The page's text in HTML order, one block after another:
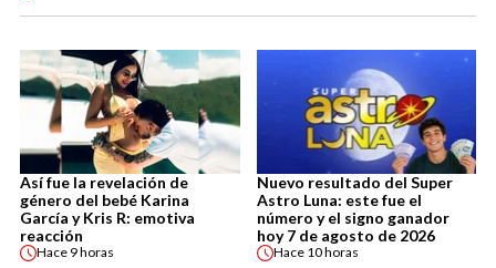
Así fue la revelación de
género del bebé Karina
García y Kris R: emotiva
reacción
Hace 9 horas
Nuevo resultado del Super
Astro Luna: este fue el
número y el signo ganador
hoy 7 de agosto de 2026
Hace 10 horas